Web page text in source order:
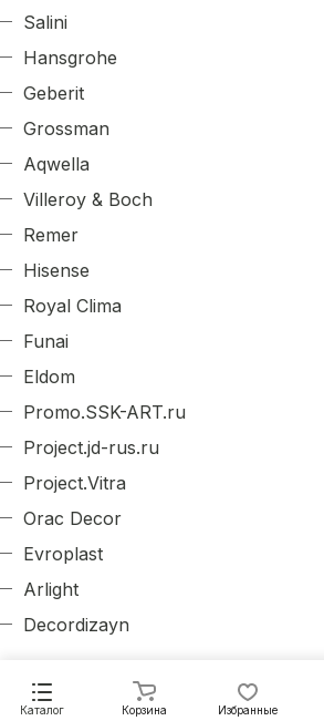
Каталог Корзина Избранные
Salini
Hansgrohe
Geberit
Grossman
Aqwella
Villeroy & Boch
Remer
Hisense
Royal Clima
Funai
Eldom
Promo.SSK-ART.ru
Project.jd-rus.ru
Project.Vitra
Orac Decor
Evroplast
Arlight
Decordizayn